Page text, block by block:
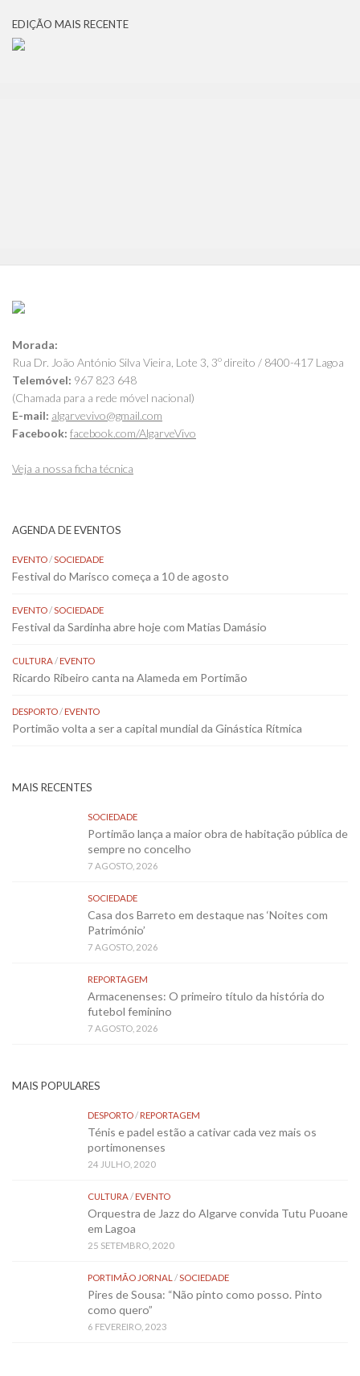
EDIÇÃO MAIS RECENTE
Morada:
Rua Dr. João António Silva Vieira, Lote 3, 3º direito / 8400-417 Lagoa
Telemóvel: 967 823 648
(Chamada para a rede móvel nacional)
E-mail: algarvevivo@gmail.com
Facebook: facebook.com/AlgarveVivo
Veja a nossa ficha técnica
AGENDA DE EVENTOS
EVENTO/SOCIEDADE
Festival do Marisco começa a 10 de agosto
EVENTO/SOCIEDADE
Festival da Sardinha abre hoje com Matias Damásio
CULTURA/EVENTO
Ricardo Ribeiro canta na Alameda em Portimão
DESPORTO/EVENTO
Portimão volta a ser a capital mundial da Ginástica Rítmica
MAIS RECENTES
SOCIEDADE
Portimão lança a maior obra de habitação pública de
sempre no concelho
7 AGOSTO, 2026
SOCIEDADE
Casa dos Barreto em destaque nas ‘Noites com
Património’
7 AGOSTO, 2026
REPORTAGEM
Armacenenses: O primeiro título da história do
futebol feminino
7 AGOSTO, 2026
MAIS POPULARES
DESPORTO/REPORTAGEM
Ténis e padel estão a cativar cada vez mais os
portimonenses
24 JULHO, 2020
CULTURA/EVENTO
Orquestra de Jazz do Algarve convida Tutu Puoane
em Lagoa
25 SETEMBRO, 2020
PORTIMÃO JORNAL /SOCIEDADE
Pires de Sousa: “Não pinto como posso. Pinto
como quero”
6 FEVEREIRO, 2023